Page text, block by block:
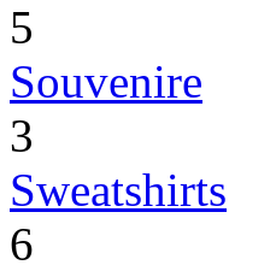
5
Souvenire
3
Sweatshirts
6